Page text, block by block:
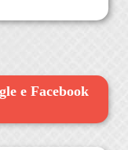
e Facebook